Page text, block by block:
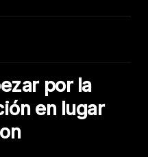
por la
en lugar